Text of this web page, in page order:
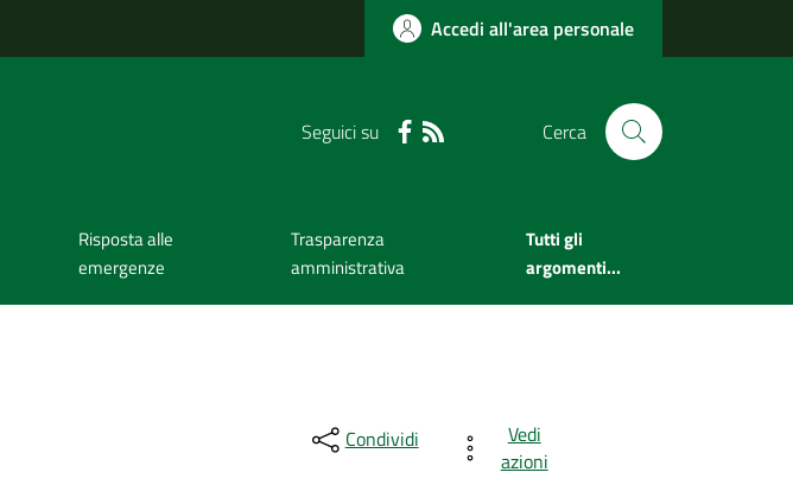
Accedi all'area personale
Seguici su Cerca
Risposta alle
emergenze
Trasparenza
amministrativa
Tutti gli
argomenti...
Condividi
Vedi
azioni